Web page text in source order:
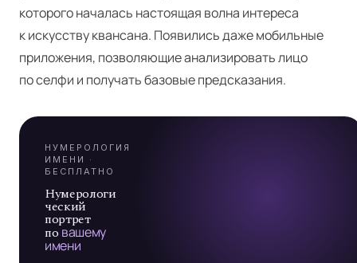
которого началась настоящая волна интереса
к искусству квансана. Появились даже мобильные
приложения, позволяющие анализировать лицо
по селфи и получать базовые предсказания.
А
7
НУМЕРОЛОГИЯ
ИМЕНИ ·
БЕСПЛАТНО
Нумерологи
ческий
портрет
по вашему
имени